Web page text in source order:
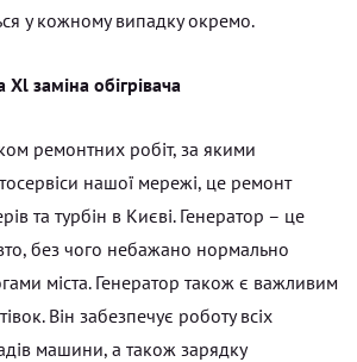
у кожному випадку окремо.
заміна обігрівача
ремонтних робіт, за якими
нашої мережі, це ремонт
та турбін в Києві. Генератор – це
без чого небажано нормально
міста. Генератор також є важливим
Він забезпечує роботу всіх
машини, а також зарядку